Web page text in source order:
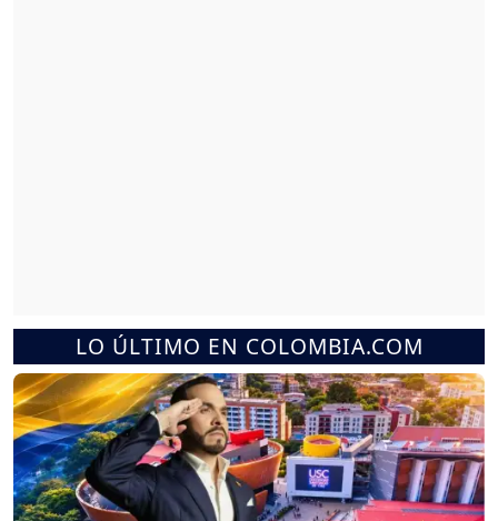
LO ÚLTIMO EN COLOMBIA.COM